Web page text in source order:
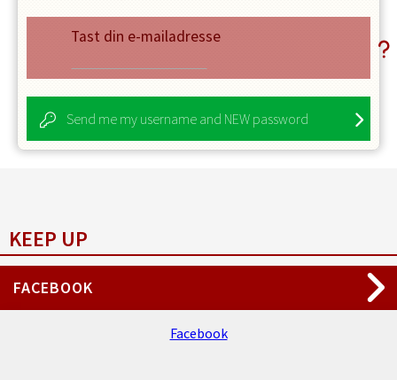
Tast din e-mailadresse
Send me my username and NEW password
KEEP UP
FACEBOOK
Facebook